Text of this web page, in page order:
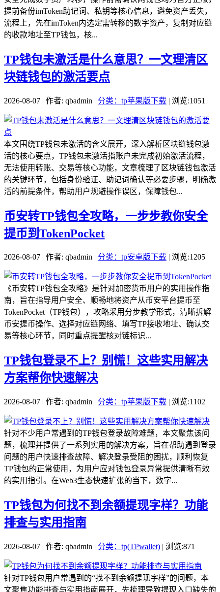
提前备份imToken助记词、私钥等核心信息，避免资产丢失，
流程上，先在imToken内选定需转移的数字资产，复制对应链
的收款地址至TP钱包，核...
TP钱包未激活是什么意思？一文理清区
块链钱包的激活要点
2026-08-07 | 作者: qbadmin | 分类：tp苹果版下载 | 浏览:1051
本文围绕TP钱包未激活的含义展开，深入解析区块链钱包激
活的核心要点，TP钱包未激活指账户未完成初始激活流程，
无法使用转账、交易等核心功能，文章梳理了区块链钱包激活
的关键环节，包括身份验证、助记词确认等必要步骤，明确激
活的前提条件，帮助用户规避操作误区，保障钱包...
币安转TP钱包全攻略，一步步教你安全
提币到TokenPocket
2026-08-07 | 作者: qbadmin | 分类：tp安卓版下载 | 浏览:1205
《币安转TP钱包全攻略》是针对加密货币用户的实用操作指
南，旨在指导用户安全、顺畅地将资产从币安平台提币至
TokenPocket（TP钱包），攻略采用分步教学形式，清晰拆解
币安提币操作、选择对应链网络、填写TP接收地址、确认交
易等核心环节，同时重点提醒核对链标识...
TP钱包登录不上？别慌！这些实用解决
方案帮你快速解决
2026-08-07 | 作者: qbadmin | 分类：tp苹果版下载 | 浏览:1102
针对不少用户常遇到的TP钱包登录故障难题，本文聚焦该问
题，梳理并提供了一系列实用的解决方案，旨在帮助遇到登录
问题的用户快速排查故障、解决登录受阻的困扰，顺利恢复
TP钱包的正常使用，为用户应对钱包登录异常提供清晰有效
的实用指引。在Web3生态快速扩张的当下，数字...
TP钱包为何找不到余额提现字样？功能
排查与实用指南
2026-08-07 | 作者: qbadmin | 分类：tp(TPwallet) | 浏览:871
针对TP钱包用户常遇到的“找不到余额提现字样”的问题，本
文聚焦功能排查与实用指南展开，先梳理导致提现入口缺失的